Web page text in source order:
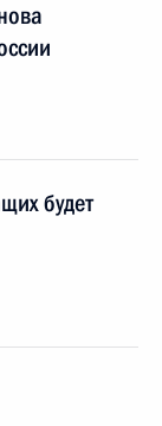
будет